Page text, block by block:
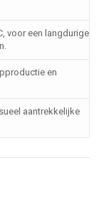
voor een langdurige
en
aantrekkelijke